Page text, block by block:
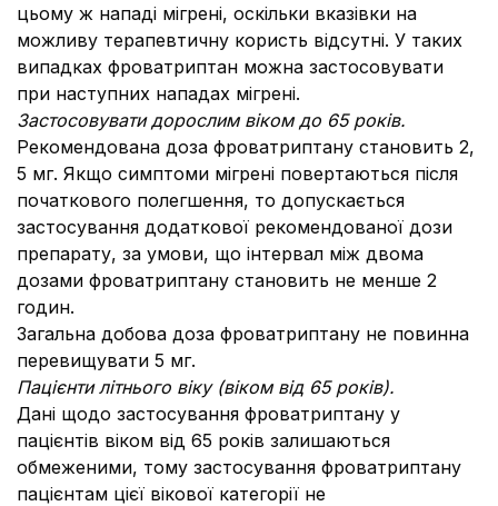
цьому ж нападі мігрені, оскільки вказівки на
можливу терапевтичну користь відсутні. У таких
випадках фроватриптан можна застосовувати
при наступних нападах мігрені.
Застосовувати дорослим віком до 65 років.
Рекомендована доза фроватриптану становить 2,
5 мг. Якщо симптоми мігрені повертаються після
початкового полегшення, то допускається
застосування додаткової рекомендованої дози
препарату, за умови, що інтервал між двома
дозами фроватриптану становить не менше 2
годин.
Загальна добова доза фроватриптану не повинна
перевищувати 5 мг.
Пацієнти літнього віку (віком від 65 років).
Дані щодо застосування фроватриптану у
пацієнтів віком від 65 років залишаються
обмеженими, тому застосування фроватриптану
пацієнтам цієї вікової категорії не